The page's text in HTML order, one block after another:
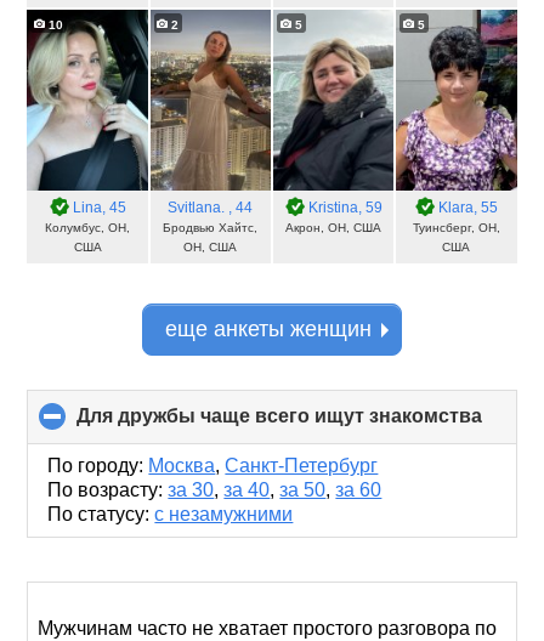
10
Lina, 45
Колумбус, OH,
США
2
Svitlana. , 44
Бродвью Хайтс,
OH, США
5
Kristina, 59
Акрон, OH, США
5
Klara, 55
Туинсберг, OH,
США
еще анкеты женщин
Для дружбы чаще всего ищут знакомства
to
По городу: Москва,Санкт-Петербург
По возрасту: за 30,за 40,за 50,за 60
По статусу: с незамужними
Мужчинам часто не хватает простого разговора по